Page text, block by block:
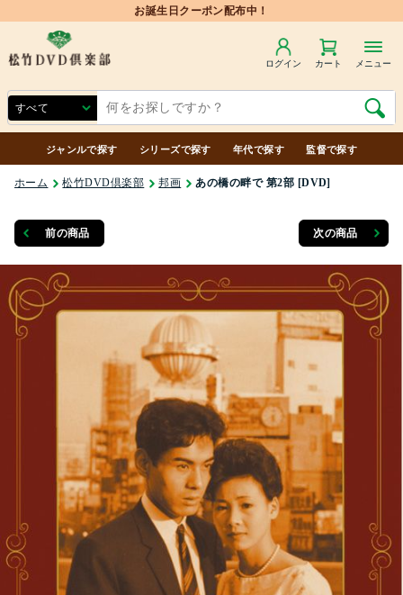
お誕生日クーポン配布中！
ログイン カート メニュー
ジャンルで探す シリーズで探す 年代で探す 監督で探す
ホーム 松竹DVD倶楽部 邦画 あの橋の畔で 第2部 [DVD]
前の商品 次の商品